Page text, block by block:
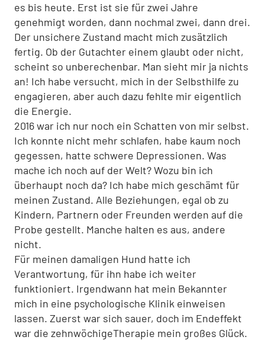
es bis heute. Erst ist sie für zwei Jahre
genehmigt worden, dann nochmal zwei, dann drei.
Der unsichere Zustand macht mich zusätzlich
fertig. Ob der Gutachter einem glaubt oder nicht,
scheint so unberechenbar. Man sieht mir ja nichts
an! Ich habe versucht, mich in der Selbsthilfe zu
engagieren, aber auch dazu fehlte mir eigentlich
die Energie.
2016 war ich nur noch ein Schatten von mir selbst.
Ich konnte nicht mehr schlafen, habe kaum noch
gegessen, hatte schwere Depressionen. Was
mache ich noch auf der Welt? Wozu bin ich
überhaupt noch da? Ich habe mich geschämt für
meinen Zustand. Alle Beziehungen, egal ob zu
Kindern, Partnern oder Freunden werden auf die
Probe gestellt. Manche halten es aus, andere
nicht.
Für meinen damaligen Hund hatte ich
Verantwortung, für ihn habe ich weiter
funktioniert. Irgendwann hat mein Bekannter
mich in eine psychologische Klinik einweisen
lassen. Zuerst war sich sauer, doch im Endeffekt
war die zehnwöchigeTherapie mein großes Glück.